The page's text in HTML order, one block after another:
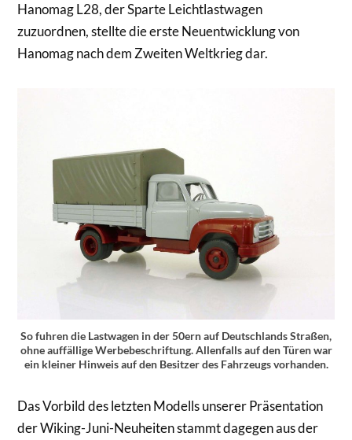
Hanomag L28, der Sparte Leichtlastwagen
zuzuordnen, stellte die erste Neuentwicklung von
Hanomag nach dem Zweiten Weltkrieg dar.
So fuhren die Lastwagen in der 50ern auf Deutschlands Straßen,
ohne auffällige Werbebeschriftung. Allenfalls auf den Türen war
ein kleiner Hinweis auf den Besitzer des Fahrzeugs vorhanden.
Das Vorbild des letzten Modells unserer Präsentation
der Wiking-Juni-Neuheiten stammt dagegen aus der